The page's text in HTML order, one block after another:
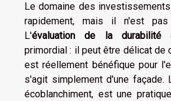
Le domaine des
rapidement, mais il n'est
L'évaluation de la durabilité
primordial : il peut être délicat de
est réellement bénéfique pour
s'agit simplement d'une façade.
écoblanchiment, est une